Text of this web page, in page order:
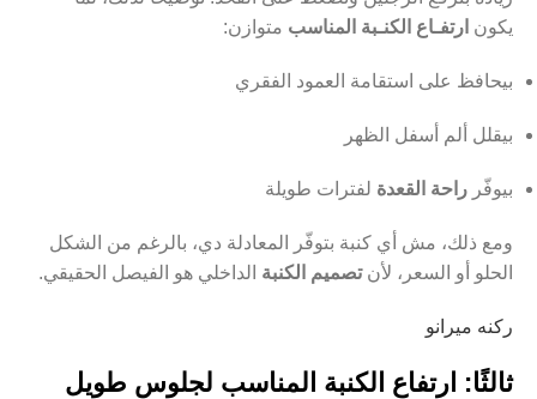
يكون ارتفـاع الكنـبة المناسب متوازن:
بيحافظ على استقامة العمود الفقري
بيقلل ألم أسفل الظهر
بيوفّر راحة القعدة لفترات طويلة
ومع ذلك، مش أي كنبة بتوفّر المعادلة دي، بالرغم من الشكل
الحلو أو السعر، لأنتصميم الكنبة الداخلي هو الفيصل الحقيقي.
ركنه ميرانو
ثالثًا: ارتفاع الكنبة المناسب لجلوس طويل